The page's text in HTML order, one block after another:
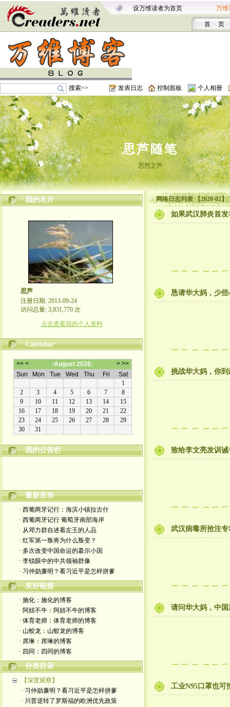
设万维读者为首页 万维
首 页
搜索>> 发表日志 控制面板 个人相册
思芦随笔
思想之芦
我的名片
思芦
注册日期: 2013-09-24
访问总量: 3,831,770 次
点击查看我的个人资料
Calendar
我的公告栏
本博客不欢迎滚刀肉
最新发布
· 西葡两牙记行：海滨小镇拉古什
· 西葡两牙记行 葡萄牙南部海岸
· 从邓力群自述看左王的人品
· 红军第一叛将为什么叛变？
· 多次改变中国命运的蕞尔小国
· 李锐眼中的中共领袖群像
· 习仲勋廉明？看习近平是怎样拼爹
友好链接
· 施化：施化的博客
· 阿妞不牛：阿妞不牛的博客
· 体育老师：体育老师的博客
· 山蛟龙：山蛟龙的博客
· 席琳：席琳的博客
· 四同：四同的博客
分类目录
【深度观察】
· 习仲勋廉明？看习近平是怎样拼爹
· 川普逆转了罗斯福的欧洲优先政策
网络日志列表 【2020-02】
如果武汉肺炎首
恳请华大妈，少
挑战华大妈，你
致给李文亮发训
武汉病毒所抢注
请问华大妈，中
工业N95口罩也可